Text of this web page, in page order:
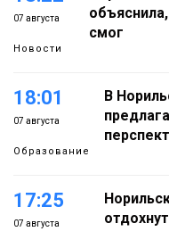
07 августа
Новости
смог
18:01
07 августа
Образование
В
17:25
07 августа